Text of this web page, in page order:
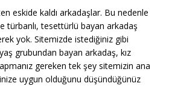
eskide kaldı arkadaşlar. Bu nedenle
türbanlı, tesettürlü bayan arkadaş
yok. Sitemizde istediğiniz gibi
grubundan bayan arkadaş, kız
gereken tek şey sitemizin ana
uygun olduğunu düşündüğünüz